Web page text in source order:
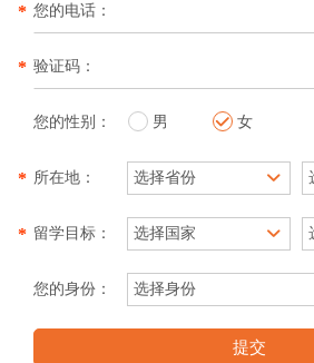
* 您的电话：
* 验证码：
您的性别： 男 女
* 所在地：
* 留学目标：
您的身份：
提交